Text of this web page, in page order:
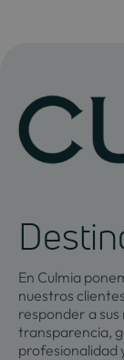
En Culmia
nuestros
responder a
transparencia,
profesionalidad